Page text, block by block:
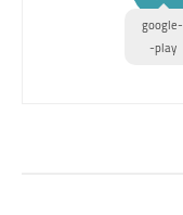
google-
play-